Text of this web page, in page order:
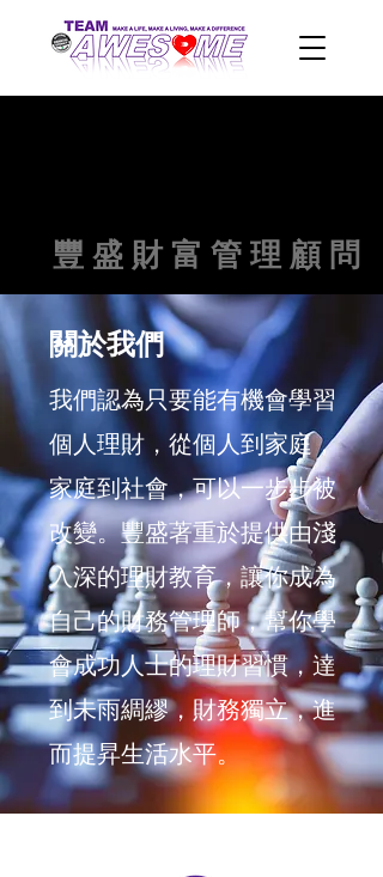
豐 盛 財 富 管 理 顧 問
關於我們
我們認為只要能有機會學習
個人理財，從個人到家庭，
家庭到社會，可以一步步被
改變。豐盛著重於提供由淺
入深的理財教育，讓你成為
自己的財務管理師，幫你學
會成功人士的理財習慣，達
到未雨綢繆，財務獨立，進
而提昇生活水平。